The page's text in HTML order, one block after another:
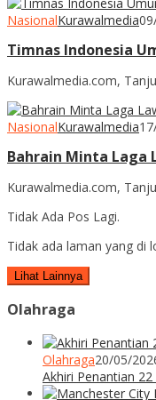
NasionalKurawalmedia
Timnas Indonesia
Kurawalmedia.com,
NasionalKurawalmedia
Bahrain Minta Laga
Kurawalmedia.com,
Tidak Ada Pos Lagi.
Tidak ada laman yang di
Lihat Lainnya
Olahraga
Olahraga20/05/
Akhiri Penantian